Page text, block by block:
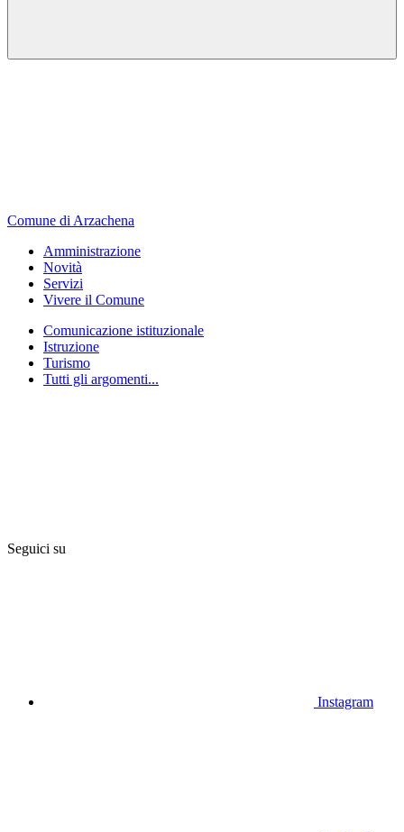
Comune di Arzachena
Amministrazione
Novità
Servizi
Vivere il Comune
Comunicazione istituzionale
Istruzione
Turismo
Tutti gli argomenti...
Seguici su
Instagram